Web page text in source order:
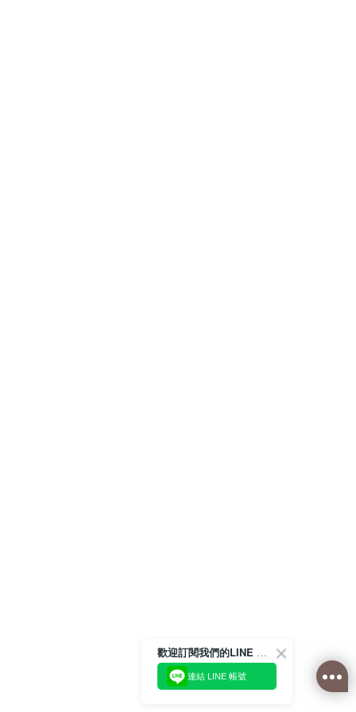
歡迎訂閱我們的LINE 官方帳號
連結 LINE 帳號